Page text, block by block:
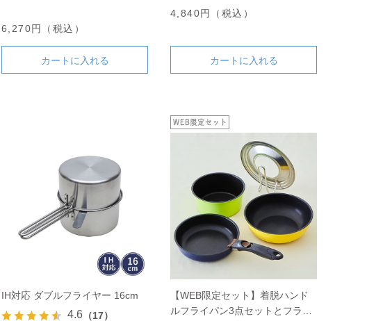
6,270円（税込）
カートに入れる
4,840円（税込）
カートに入れる
IH対応 ダブルフライヤー 16cm
4.6 （17）
【WEB限定セット】着脱ハンド
ルフライパン3点セットとフライ